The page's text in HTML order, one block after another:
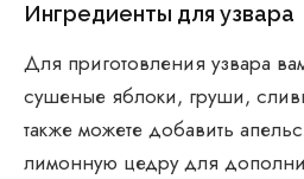
Ингредиенты для узвара
Для приготовления узвара
сушеные яблоки, груши,
также можете добавить
лимонную цедру для